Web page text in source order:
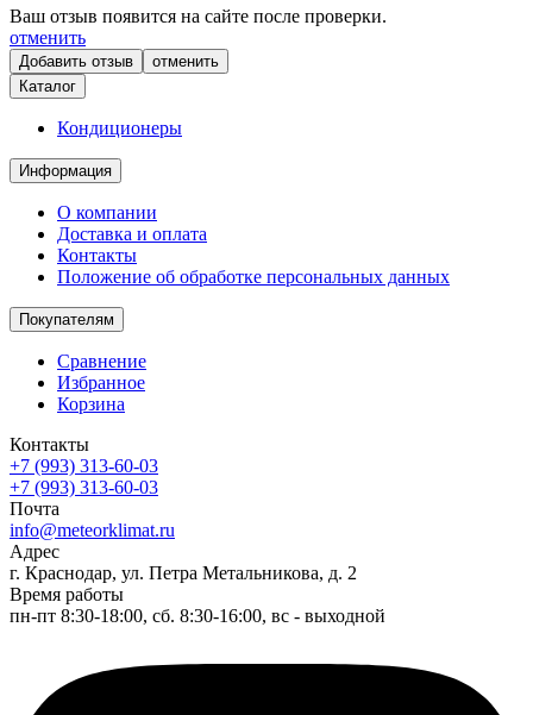
Ваш отзыв появится на сайте после проверки.
отменить
отменить
Каталог
Кондиционеры
Информация
О компании
Доставка и оплата
Контакты
Положение об обработке персональных данных
Покупателям
Сравнение
Избранное
Корзина
Контакты
+7 (993) 313-60-03
+7 (993) 313-60-03
Почта
info@meteorklimat.ru
Адрес
г. Краснодар, ул. Петра Метальникова, д. 2
Время работы
пн-пт 8:30-18:00, сб. 8:30-16:00, вс - выходной